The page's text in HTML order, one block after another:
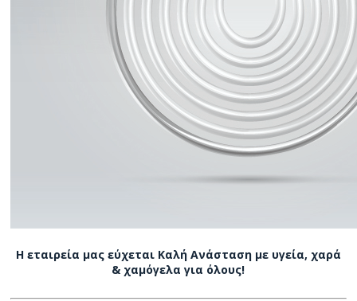
Η εταιρεία μας εύχεται Καλή Ανάσταση με υγεία, χαρά
& χαμόγελα για όλους!